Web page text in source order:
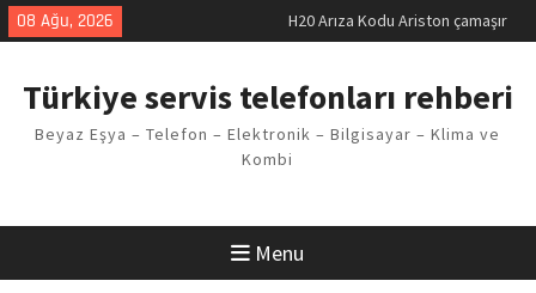
Skip
to
08 Ağu, 2026
H20 Arıza Kodu Ariston çamaşır
makinesi Sorunu
Arçelik buzdolabı F5 Hatası
Vaillant çamaşır makinesi E03
Arıza Kodu
Türkiye servis telefonları rehberi
Beyaz Eşya – Telefon – Elektronik – Bilgisayar – Klima ve
Kombi
Menu